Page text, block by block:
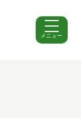
メニュー